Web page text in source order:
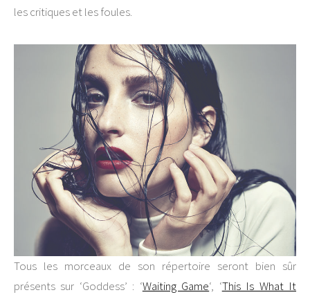
les critiques et les foules.
Tous les morceaux de son répertoire seront bien sûr
présents sur ‘Goddess’ : ‘Waiting Game‘, ‘This Is What It